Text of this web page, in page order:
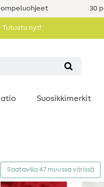
ompeluohjeet 30
Tutustu nyt!
Suosikkimerkit
Saatavilla 47 muussa värissä